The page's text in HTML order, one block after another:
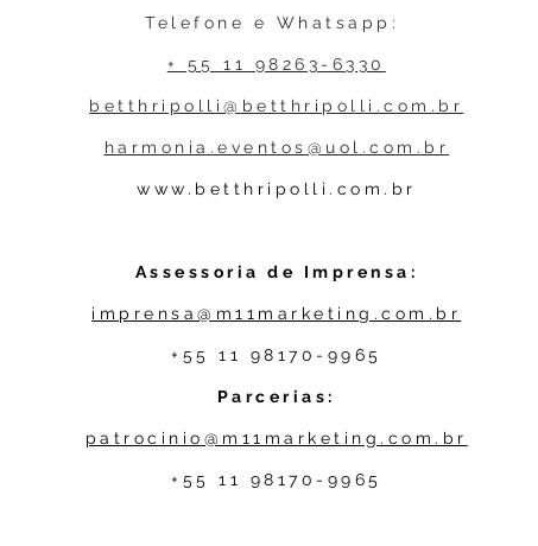
Telefone e Whatsapp:
+ 55 11 98263-6330
betthripolli@betthripolli.com.br
harmonia.eventos@uol.com.br
www.betthripolli.com.br
Assessoria de Imprensa:
imprensa@m11marketing.com.br
+55 11 98170-9965
Parcerias:
patrocinio@m11marketing.com.br
+55 11 98170-9965